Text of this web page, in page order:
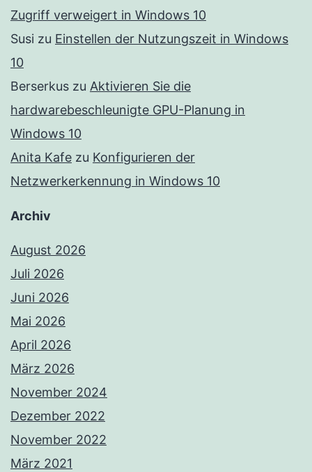
Zugriff verweigert in Windows 10
Susi zu Einstellen der Nutzungszeit in Windows
10
Berserkus zu Aktivieren Sie die
hardwarebeschleunigte GPU-Planung in
Windows 10
Anita Kafe zu Konfigurieren der
Netzwerkerkennung in Windows 10
Archiv
August 2026
Juli 2026
Juni 2026
Mai 2026
April 2026
März 2026
November 2024
Dezember 2022
November 2022
März 2021